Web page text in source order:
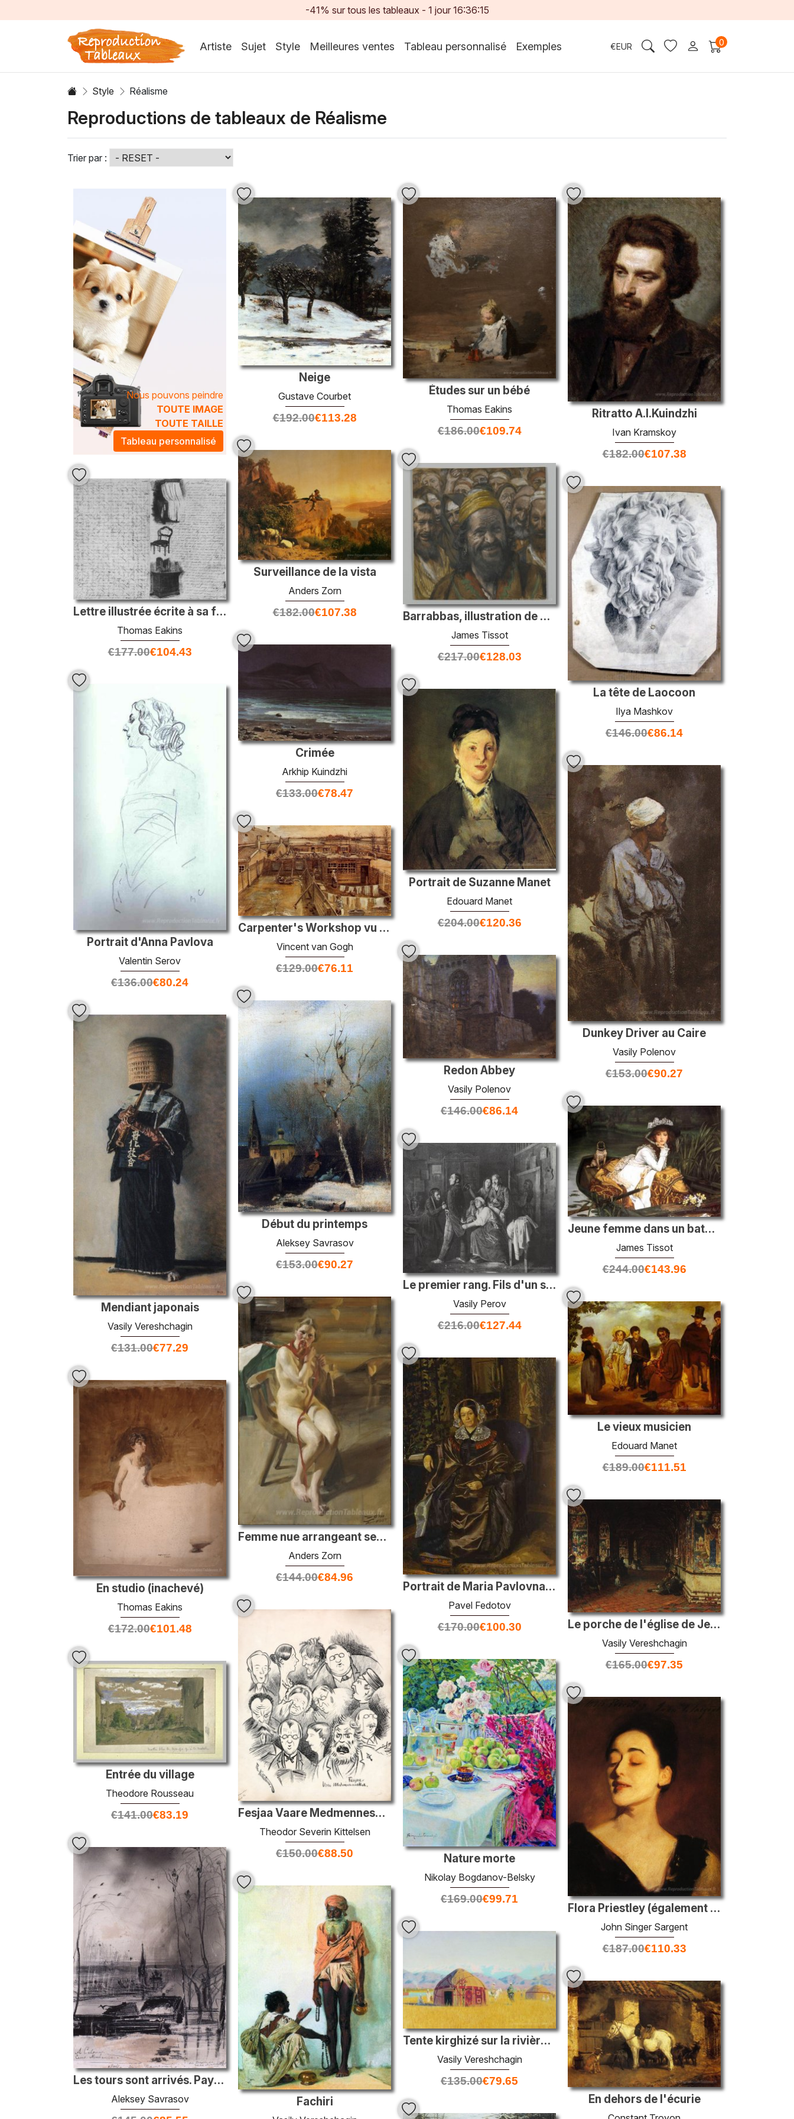
-41% sur tous les tableaux - 1 jour 16:36:13
Artiste Sujet Style Meilleures ventes Tableau personnalisé Exemples €EUR 0
Style Réalisme
Reproductions de tableaux de Réalisme
Trier par :
Nous pouvons peindre
TOUTE IMAGE
TOUTE TAILLE
Tableau personnalisé
Neige
Gustave Courbet
€192.00€113.28
Études sur un bébé
Thomas Eakins
€186.00€109.74
Ritratto A.I.Kuindzhi
Ivan Kramskoy
€182.00€107.38
Surveillance de la vista
Anders Zorn
€182.00€107.38 Barrabbas, illustration de «la vie de notre Seigneur Jésus-Chris
James Tissot
€217.00€128.03
Lettre illustrée écrite à sa famille
Thomas Eakins
€177.00€104.43
La tête de Laocoon
Ilya Mashkov
€146.00€86.14
Crimée
Arkhip Kuindzhi
€133.00€78.47
Portrait d'Anna Pavlova
Valentin Serov
€136.00€80.24
Portrait de Suzanne Manet
Edouard Manet
€204.00€120.36
Dunkey Driver au Caire
Vasily Polenov
€153.00€90.27
Carpenter's Workshop vu du studio de l'artiste
Vincent van Gogh
€129.00€76.11
Redon Abbey
Vasily Polenov
€146.00€86.14
Début du printemps
Aleksey Savrasov
€153.00€90.27
Mendiant japonais
Vasily Vereshchagin
€131.00€77.29
Jeune femme dans un bateau
James Tissot
€244.00€143.96
Le premier rang. Fils d'un sacristain, produit dans les registra
Vasily Perov
€216.00€127.44
Femme nue arrangeant ses cheveux
Anders Zorn
€144.00€84.96
Le vieux musicien
Edouard Manet
€189.00€111.51
Portrait de Maria Pavlovna Druzhinina
Pavel Fedotov
€170.00€100.30
En studio (inachevé)
Thomas Eakins
€172.00€101.48 Le porche de l'église de Jean-Baptiste à Tolchkovo. Yaroslavl
Vasily Vereshchagin
€165.00€97.35
Fesjaa Vaare Medmennesker
Theodor Severin Kittelsen
€150.00€88.50 Nature morte
Nikolay Bogdanov-Belsky
€169.00€99.71
Entrée du village
Theodore Rousseau
€141.00€83.19
Flora Priestley (également connue sous le nom d'étude de lampe d
John Singer Sargent
€187.00€110.33
Les tours sont arrivés. Paysage avec l'église
Aleksey Savrasov Fachiri
Tente kirghizé sur la rivière Chu
Vasily Vereshchagin
€135.00€79.65
En dehors de l'écurie